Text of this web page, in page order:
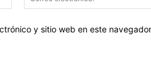
y sitio web en este